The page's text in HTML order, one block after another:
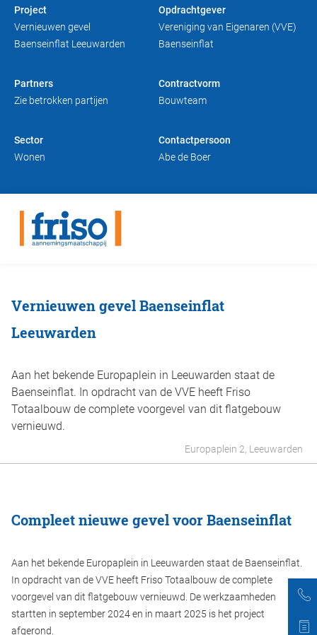
Duurzaam bouwen
Friso magazine
Project
Vernieuwen gevel
Baenseinflat Leeuwarden
Partners
Zie betrokken partijen
Sector
Wonen
Opdrachtgever
Vereniging van Eigenaren (VVE)
Baenseinflat
Contractvorm
Bouwteam
Contactpersoon
Abe de Boer
Vernieuwen gevel Baenseinflat
Leeuwarden
Aan het bekende Europaplein in Leeuwarden staat de
Baenseinflat. In opdracht van de VVE heeft Friso
Totaalbouw de complete voorgevel van dit flatgebouw
vernieuwd.
Europaplein 2, Leeuwarden
Compleet nieuwe gevel voor Baenseinflat
Aan het bekende Europaplein in Leeuwarden staat de Baenseinflat.
In opdracht van de VVE heeft Friso Totaalbouw de complete
voorgevel van dit flatgebouw vernieuwd. De werkzaamheden
startten in september 2024 en in maart 2025 is het project
afgerond.